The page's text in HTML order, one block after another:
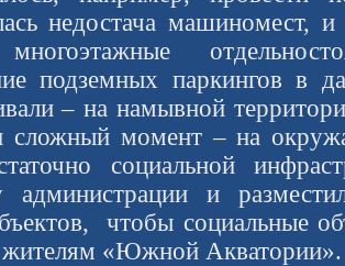
недостача машиномест,
многоэтажные
подземных паркингов в
– на намывной
сложный момент – на
социальной
администрации и
чтобы социальные
«Южной Акватории».